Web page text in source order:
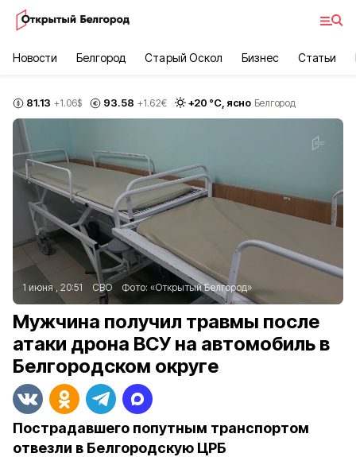
Новости Белгород Старый Оскол Бизнес Статьи
81.13 +1.06$ 93.58 +1.62€ +20 °С, ясно Белгород
1 июня , 20:51 СВО Фото: «Открытый Белгород»
Мужчина получил травмы после
атаки дрона ВСУ на автомобиль в
Белгородском округе
Пострадавшего попутным транспортом
отвезли в Белгородскую ЦРБ